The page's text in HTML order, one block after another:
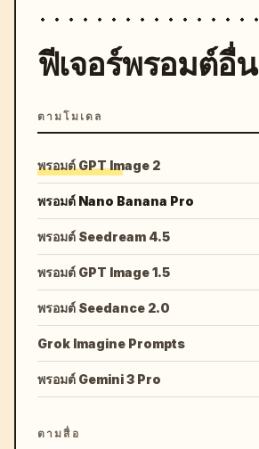
ฟีเจอร์พรอมต์อื่
ตามโมเดล
พรอมต์ GPT Image 2
พรอมต์ Nano Banana Pro
พรอมต์ Seedream 4.5
พรอมต์ GPT Image 1.5
พรอมต์ Seedance 2.0
Grok Imagine Prompts
พรอมต์ Gemini 3 Pro
ตามสื่อ